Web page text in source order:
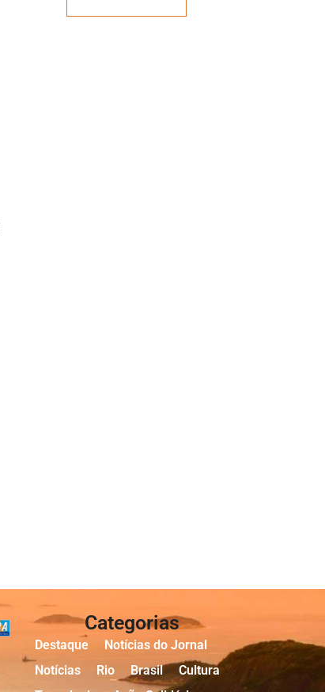
Categorias
Destaque
Notícias do Jornal
Notícias
Rio Brasil
Cultura